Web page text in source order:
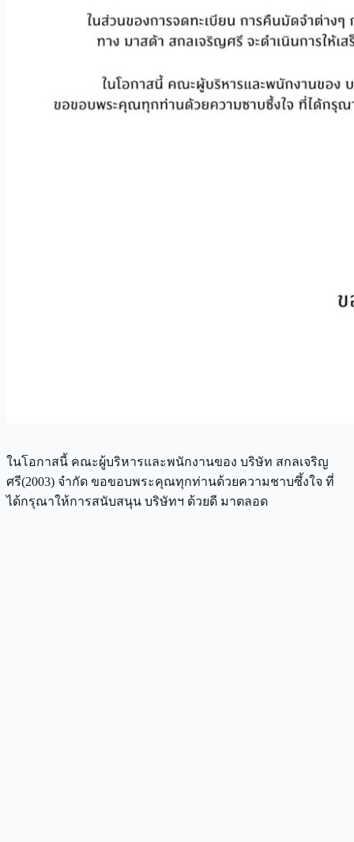
ในโอกาสนี้ คณะผู้บริหารและพนักงานของ บริษัท สกลเจริญ
ศรี(2003) จำกัด ขอขอบพระคุณทุกท่านด้วยความชาบซึ้งใจ ที่
ได้กรุณาให้การสนับสนุน บริษัทฯ ด้วยดี มาตลอด